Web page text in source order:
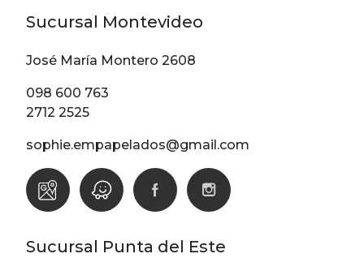
Botanico
Escoces Y
Espiga
Guardas
Infantiles
Ladrillo
Sucursal Montevideo
José María Montero 2608
098 600 763
2712 2525
sophie.empapelados@gmail.com
Sucursal Punta del Este